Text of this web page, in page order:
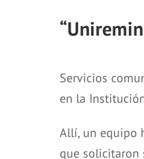
Servicios
en la
Allí, un equipo
que solicitaron